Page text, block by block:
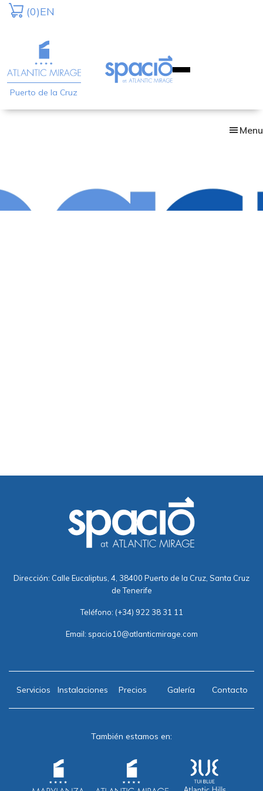
Skip
content
(0)EN
Puerto de la Cruz
Menu
Dirección: Calle Eucaliptus, 4, 38400 Puerto de la Cruz, Santa Cruz
de Tenerife
Teléfono: (+34) 922 38 31 11
Email: spacio10@atlanticmirage.com
Servicios Instalaciones Precios Galería Contacto
También estamos en: